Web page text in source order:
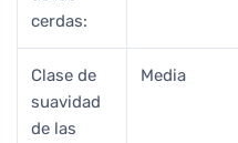
cerdas:
Clase de
suavidad
de las
Media